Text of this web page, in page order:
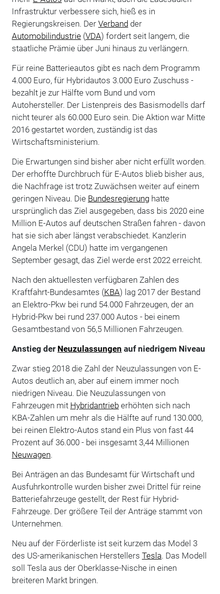
Infrastruktur verbessere sich, hieß es in
Regierungskreisen. Der Verbandder
Automobilindustrie(VDA) fordert seit langem, die
staatliche Prämie über Juni hinaus zu verlängern.
Für reine Batterieautos gibt es nach dem Programm
4.000 Euro, für Hybridautos 3.000 Euro Zuschuss -
bezahlt je zur Hälfte vom Bund und vom
Autohersteller. Der Listenpreis des Basismodells darf
nicht teurer als 60.000 Euro sein. Die Aktion war Mitte
2016 gestartet worden, zuständig ist das
Wirtschaftsministerium.
Die Erwartungen sind bisher aber nicht erfüllt worden.
Der erhoffte Durchbruch für E-Autos blieb bisher aus,
die Nachfrage ist trotz Zuwächsen weiter auf einem
geringen Niveau. Die Bundesregierunghatte
ursprünglich das Ziel ausgegeben, dass bis 2020 eine
Million E-Autos auf deutschen Straßen fahren - davon
hat sie sich aber längst verabschiedet. Kanzlerin
Angela Merkel (CDU) hatte im vergangenen
September gesagt, das Ziel werde erst 2022 erreicht.
Nach den aktuellesten verfügbaren Zahlen des
Kraftfahrt-Bundesamtes (KBA) lag 2017 der Bestand
an Elektro-Pkw bei rund 54.000 Fahrzeugen, der an
Hybrid-Pkw bei rund 237.000 Autos - bei einem
Gesamtbestand von 56,5 Millionen Fahrzeugen.
Anstieg der Neuzulassungen auf niedrigem Niveau
Zwar stieg 2018 die Zahl der Neuzulassungen von E-
Autos deutlich an, aber auf einem immer noch
niedrigen Niveau. Die Neuzulassungen von
Fahrzeugen mit Hybridantrieberhöhten sich nach
KBA-Zahlen um mehr als die Hälfte auf rund 130.000,
bei reinen Elektro-Autos stand ein Plus von fast 44
Prozent auf 36.000 - bei insgesamt 3,44 Millionen
Neuwagen.
Bei Anträgen an das Bundesamt für Wirtschaft und
Ausfuhrkontrolle wurden bisher zwei Drittel für reine
Batteriefahrzeuge gestellt, der Rest für Hybrid-
Fahrzeuge. Der größere Teil der Anträge stammt von
Unternehmen.
Neu auf der Förderliste ist seit kurzem das Model 3
des US-amerikanischen Herstellers Tesla. Das Modell
soll Tesla aus der Oberklasse-Nische in einen
breiteren Markt bringen.